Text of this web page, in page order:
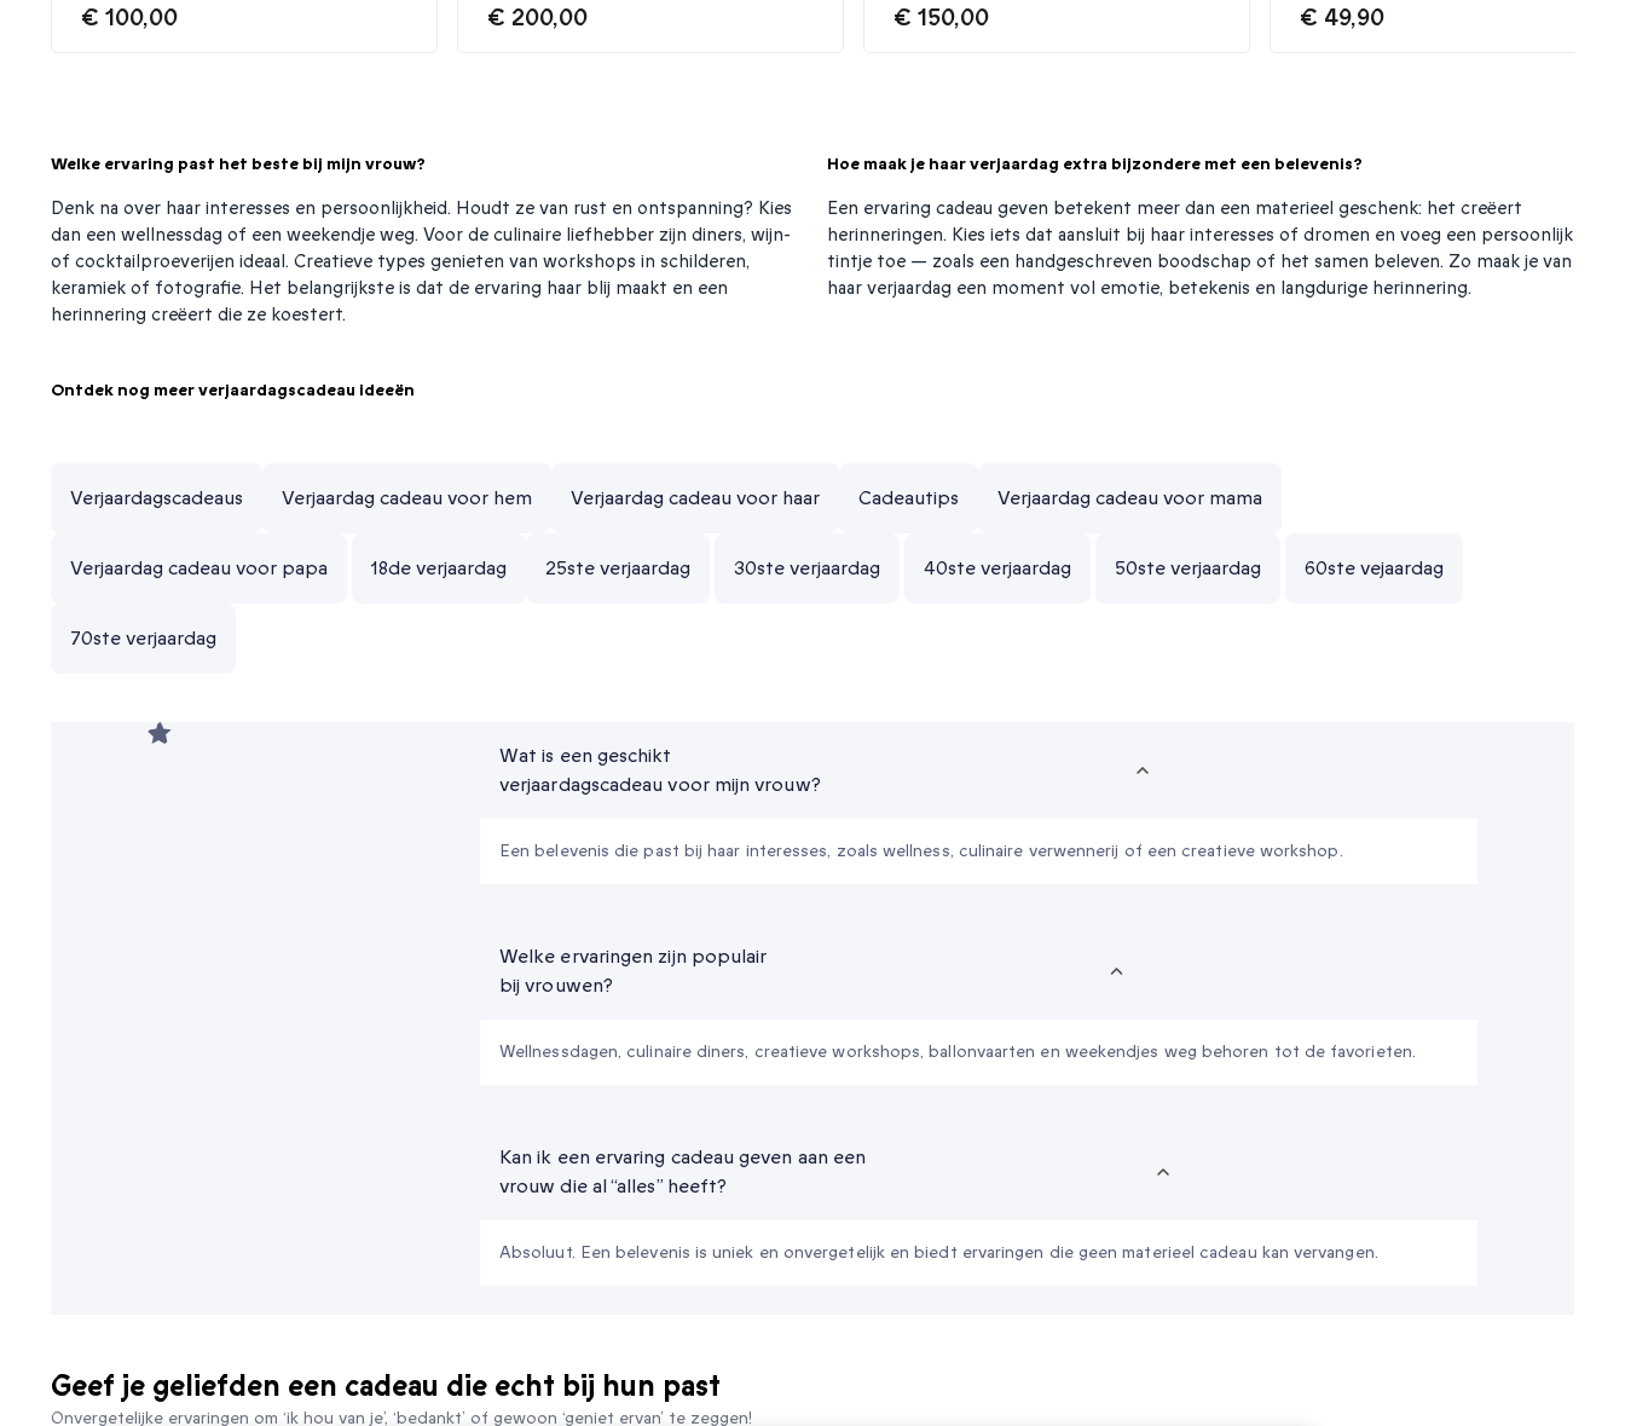
€ 100,00 € 200,00 € 150,00 € 49,90
Welke ervaring past het beste bij mijn vrouw?
Denk na over haar interesses en persoonlijkheid. Houdt ze van rust en ontspanning? Kies
dan een wellnessdag of een weekendje weg. Voor de culinaire liefhebber zijn diners, wijn-
of cocktailproeverijen ideaal. Creatieve types geniet­en van workshops in schilderen,
keramiek of fotografie. Het belangrijkste is dat de ervaring haar blij maakt en een
herinnering creëert die ze koestert.
Hoe maak je haar verjaardag extra bijzondere met een belevenis?
Een ervaring cadeau geven betekent meer dan een materieel geschenk: het creëert
herinneringen. Kies iets dat aansluit bij haar interesses of dromen en voeg een persoonlijk
tintje toe — zoals een handgeschreven boodschap of het samen beleven. Zo maak je van
haar verjaardag een moment vol emotie, betekenis en langdurige herinnering.
Ontdek nog meer verjaardagscadeau ideeën
Verjaardagscadeaus Verjaardag cadeau voor hem Verjaardag cadeau voor haar Cadeautips Verjaardag cadeau voor mama
Verjaardag cadeau voor papa 18de verjaardag 25ste verjaardag 30ste verjaardag 40ste verjaardag 50ste verjaardag 60ste vejaardag
70ste verjaardag
Wat is een geschikt
verjaardagscadeau voor mijn vrouw?
Een belevenis die past bij haar interesses, zoals wellness, culinaire verwennerij of een creatieve workshop.
Welke ervaringen zijn populair
bij vrouwen?
Wellnessdagen, culinaire diners, creatieve workshops, ballonvaarten en weekendjes weg behoren tot de favorieten.
Kan ik een ervaring cadeau geven aan een
vrouw die al “alles” heeft?
Absoluut. Een belevenis is uniek en onvergetelijk en biedt ervaringen die geen materieel cadeau kan vervangen.
Geef je geliefden een cadeau die echt bij hun past
Onvergetelijke ervaringen om ‘ik hou van je’, ‘bedankt’ of gewoon ‘geniet ervan’ te zeggen!